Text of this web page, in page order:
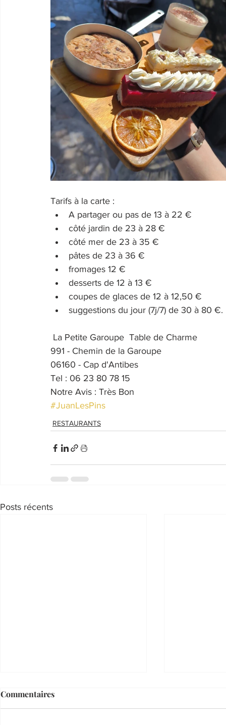
Tarifs à la carte :
A partager ou pas de 13 à 22 €
côté jardin de 23 à 28 €
côté mer de 23 à 35 €
pâtes de 23 à 36 €
fromages 12 €
desserts de 12 à 13 €
coupes de glaces de 12 à 12,50 €
suggestions du jour (7j/7) de 30 à 80 €.
La Petite Garoupe  Table de Charme
991 - Chemin de la Garoupe
06160 - Cap d'Antibes
Tel : 06 23 80 78 15
Notre Avis : Très Bon
#JuanLesPins
RESTAURANTS
Posts récents
Commentaires